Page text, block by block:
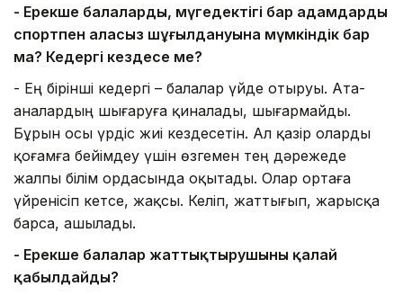
- Ерекше балалардың, мүгедектігі бар адамдардың
спортпен алаңсыз шұғылдануына мүмкіндік бар
ма? Кедергі кездесе ме?
- Ең бірінші кедергі – балалар үйде отыруы. Ата-
аналардың шығаруға қиналады, шығармайды.
Бұрын осы үрдіс жиі кездесетін. Ал қазір оларды
қоғамға бейімдеу үшін өзгемен тең дәрежеде
жалпы білім ордасында оқытады. Олар ортаға
үйренісіп кетсе, жақсы. Келіп, жаттығып, жарысқа
барса, ашылады.
- Ерекше балалар жаттықтырушыны қалай
қабылдайды?